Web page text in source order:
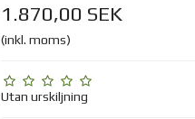
1.870,00 SEK
(inkl. moms)
Utan urskiljning